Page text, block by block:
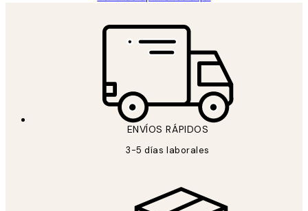
ENVÍOS RÁPIDOS
3-5 días laborales